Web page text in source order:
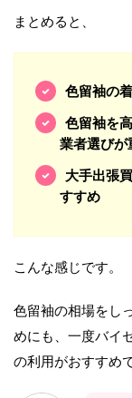
まとめると、
色留袖の
色留袖を
業者選びが
大手出張
すすめ
こんな感じです。
色留袖の相場をし
めにも、一度バイ
の利用がおすすめで